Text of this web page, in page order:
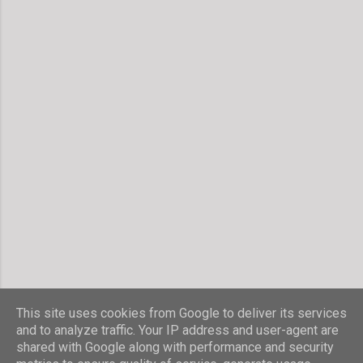
This site uses cookies from Google to deliver its services
and to analyze traffic. Your IP address and user-agent are
shared with Google along with performance and security